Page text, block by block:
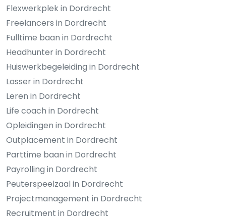
Flexwerkplek in Dordrecht
Freelancers in Dordrecht
Fulltime baan in Dordrecht
Headhunter in Dordrecht
Huiswerkbegeleiding in Dordrecht
Lasser in Dordrecht
Leren in Dordrecht
Life coach in Dordrecht
Opleidingen in Dordrecht
Outplacement in Dordrecht
Parttime baan in Dordrecht
Payrolling in Dordrecht
Peuterspeelzaal in Dordrecht
Projectmanagement in Dordrecht
Recruitment in Dordrecht